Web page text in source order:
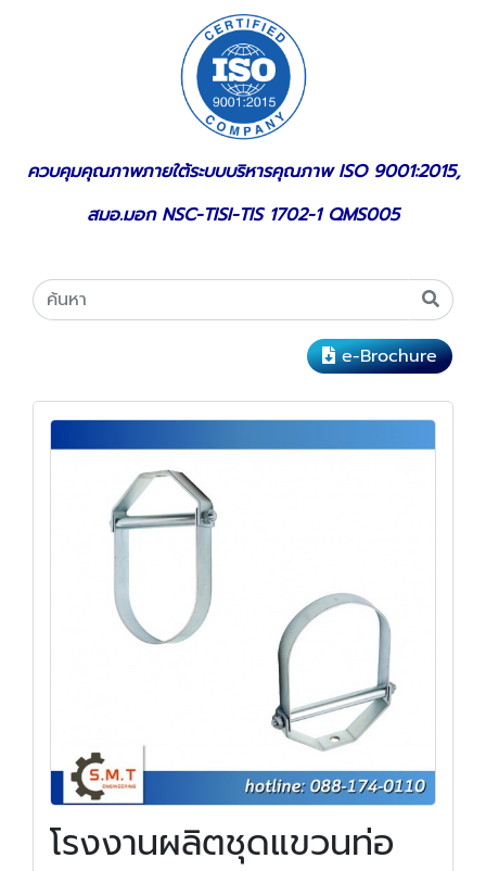
ควบคุมคุณภาพภายใต้ระบบบริหารคุณภาพ ISO 9001:2015,
สมอ.มอก NSC-TISI-TIS 1702-1 QMS005
e-Brochure
โรงงานผลิตชุดแขวนท่อ